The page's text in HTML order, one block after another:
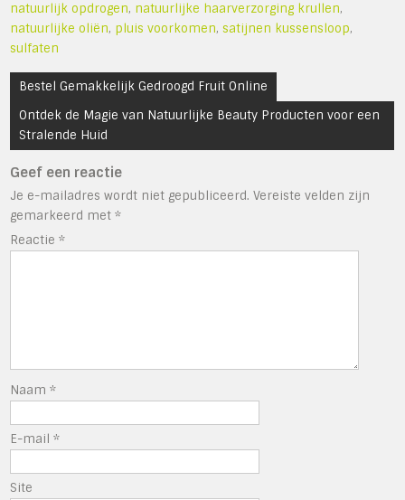
natuurlijk opdrogen, natuurlijke haarverzorging krullen,
natuurlijke oliën, pluis voorkomen,satijnen kussensloop,
sulfaten
Bericht
navigatie
Bestel Gemakkelijk Gedroogd Fruit Online
Ontdek de Magie van Natuurlijke Beauty Producten voor een
Stralende Huid
Geef een reactie
Je e-mailadres wordt niet gepubliceerd. Vereiste velden zijn
gemarkeerd met*
Reactie*
Naam*
E-mail*
Site